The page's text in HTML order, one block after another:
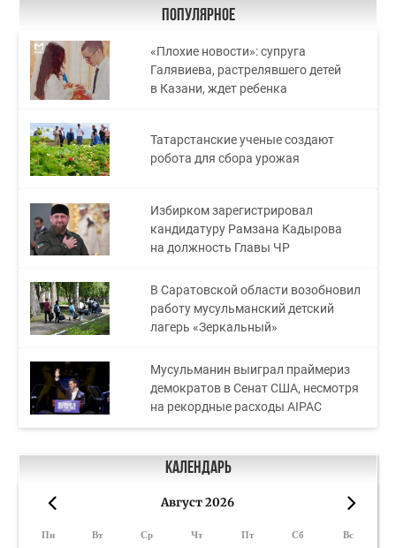
Популярное
«Плохие новости»: супруга
Галявиева, растрелявшего детей
в Казани, ждет ребенка
Татарстанские ученые создают
робота для сбора урожая
Избирком зарегистрировал
кандидатуру Рамзана Кадырова
на должность Главы ЧР
В Саратовской области возобновил
работу мусульманский детский
лагерь «Зеркальный»
Мусульманин выиграл праймериз
демократов в Сенат США, несмотря
на рекордные расходы AIPAC
Календарь
Август 2026
Пн Вт Ср Чт Пт Сб Вс